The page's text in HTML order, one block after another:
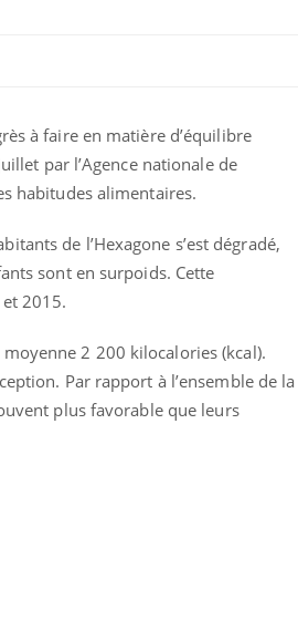
à faire en matière d’équilibre
par l’Agence nationale de
habitudes alimentaires.
de l’Hexagone s’est dégradé,
sont en surpoids. Cette
2015.
2 200 kilocalories (kcal).
Par rapport à l’ensemble de la
plus favorable que leurs